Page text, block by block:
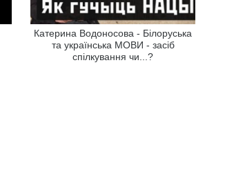
Катерина Водоносова - Білоруська
та українська МОВИ - засіб
спілкування чи...?